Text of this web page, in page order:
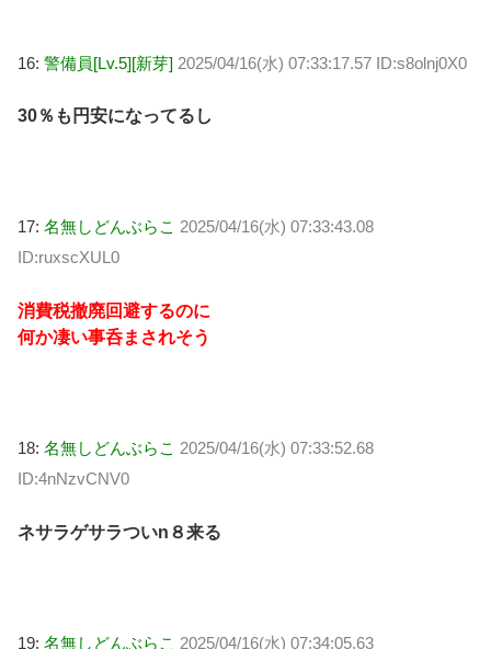
16: 警備員[Lv.5][新芽] 2025/04/16(水) 07:33:17.57 ID:s8olnj0X0
30％も円安になってるし
17: 名無しどんぶらこ 2025/04/16(水) 07:33:43.08
ID:ruxscXUL0
消費税撤廃回避するのに
何か凄い事呑まされそう
18: 名無しどんぶらこ 2025/04/16(水) 07:33:52.68
ID:4nNzvCNV0
ネサラゲサラついn８来る
19: 名無しどんぶらこ 2025/04/16(水) 07:34:05.63